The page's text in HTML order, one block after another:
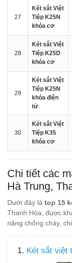
27
Két sắt Việt
Tiệp K25N
khóa cơ
28
Két sắt Việt
Tiệp K25D
khóa cơ
29
Két sắt Việt
Tiệp K25N
khóa điện
tử
30
Két sắt Việt
Tiệp K35
khóa cơ
Chi tiết các
Hà Trung,
Dưới đây là top 15
Thanh Hóa, được
năng chống cháy,
1. Két sắt việt